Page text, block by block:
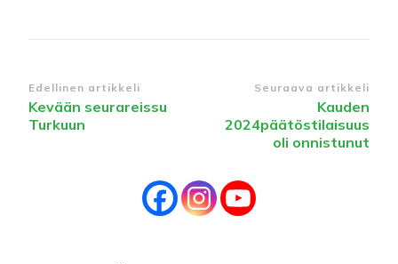
Edellinen artikkeli
Kevään seurareissu
Turkuun
Seuraava artikkeli
Kauden
2024päätöstilaisuus
oli onnistunut